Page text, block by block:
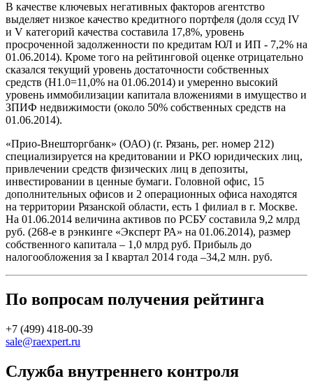
В качестве ключевых негативных факторов агентство
выделяет низкое качество кредитного портфеля (доля ссуд IV
и V категорий качества составила 17,8%, уровень
просроченной задолженности по кредитам ЮЛ и ИП - 7,2% на
01.06.2014). Кроме того на рейтинговой оценке отрицательно
сказался текущий уровень достаточности собственных
средств (Н1.0=11,0% на 01.06.2014) и умеренно высокий
уровень иммобилизации капитала вложениями в имущество и
ЗПИФ недвижимости (около 50% собственных средств на
01.06.2014).
«Прио-Внешторгбанк» (ОАО) (г. Рязань, рег. номер 212)
специализируется на кредитовании и РКО юридических лиц,
привлечении средств физических лиц в депозиты,
инвестировании в ценные бумаги. Головной офис, 15
дополнительных офисов и 2 операционных офиса находятся
на территории Рязанской области, есть 1 филиал в г. Москве.
На 01.06.2014 величина активов по РСБУ составила 9,2 млрд
руб. (268-е в рэнкинге «Эксперт РА» на 01.06.2014), размер
собственного капитала – 1,0 млрд руб. Прибыль до
налогообложения за I квартал 2014 года –34,2 млн. руб.
По вопросам получения рейтинга
+7 (499) 418-00-39
sale@raexpert.ru
Служба внутреннего контроля